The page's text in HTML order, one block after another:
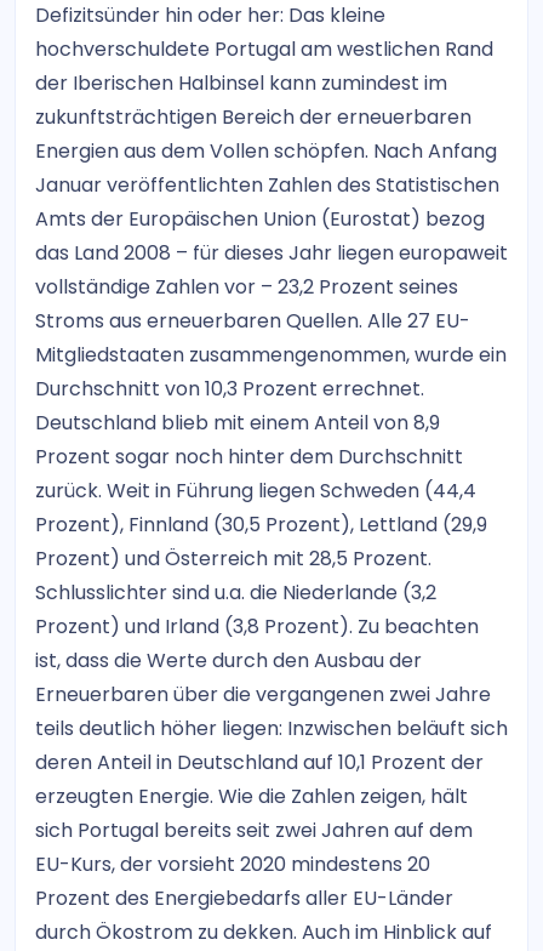
Defizitsünder hin oder her: Das kleine
hochverschuldete Portugal am westlichen Rand
der Iberischen Halbinsel kann zumindest im
zukunftsträchtigen Bereich der erneuerbaren
Energien aus dem Vollen schöpfen. Nach Anfang
Januar veröffentlichten Zahlen des Statistischen
Amts der Europäischen Union (Eurostat) bezog
das Land 2008 – für dieses Jahr liegen europaweit
vollständige Zahlen vor – 23,2 Prozent seines
Stroms aus erneuerbaren Quellen. Alle 27 EU-
Mitgliedstaaten zusammengenommen, wurde ein
Durchschnitt von 10,3 Prozent errechnet.
Deutschland blieb mit einem Anteil von 8,9
Prozent sogar noch hinter dem Durchschnitt
zurück. Weit in Führung liegen Schweden (44,4
Prozent), Finnland (30,5 Prozent), Lettland (29,9
Prozent) und Österreich mit 28,5 Prozent.
Schlusslichter sind u.a. die Niederlande (3,2
Prozent) und Irland (3,8 Prozent). Zu beachten
ist, dass die Werte durch den Ausbau der
Erneuerbaren über die vergangenen zwei Jahre
teils deutlich höher liegen: Inzwischen beläuft sich
deren Anteil in Deutschland auf 10,1 Prozent der
erzeugten Energie. Wie die Zahlen zeigen, hält
sich Portugal bereits seit zwei Jahren auf dem
EU-Kurs, der vorsieht 2020 mindestens 20
Prozent des Energiebedarfs aller EU-Länder
durch Ökostrom zu dekken. Auch im Hinblick auf